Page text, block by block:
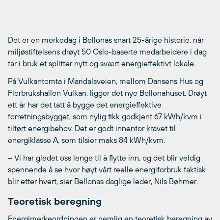
Det er en merkedag i Bellonas snart 25-årige historie, når
miljøstiftelsens drøyt 50 Oslo-baserte medarbeidere i dag
tar i bruk et splitter nytt og svært energieffektivt lokale.
På Vulkantomta i Maridalsveien, mellom Dansens Hus og
Flerbrukshallen Vulkan, ligger det nye Bellonahuset. Drøyt
ett år har det tatt å bygge det energieffektive
forretningsbygget, som nylig fikk godkjent 67 kWh/kvm i
tilført energibehov. Det er godt innenfor kravet til
energiklasse A, som tilsier maks 84 kWh/kvm.
– Vi har gledet oss lenge til å flytte inn, og det blir veldig
spennende å se hvor høyt vårt reelle energiforbruk faktisk
blir etter hvert, sier Bellonas daglige leder, Nils Bøhmer.
Teoretisk beregning